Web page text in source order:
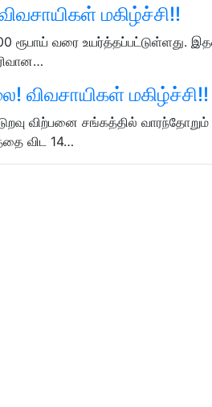
மகிழ்ச்சி!!
ரூபாய் வரை உயர்த்தப்பட்டுள்ளது.
விவசாயிகள் மகிழ்ச்சி!!
விற்பனை சங்கத்தில் வாரந்தோறும்
விட 14…